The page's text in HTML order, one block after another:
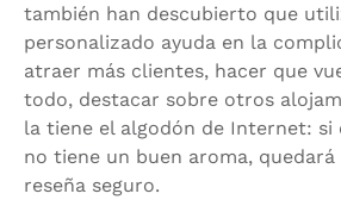
también han descubierto que
personalizado ayuda en la
atraer más clientes, hacer que
todo, destacar sobre otros
la tiene el algodón de Internet: si
no tiene un buen aroma,
reseña seguro.